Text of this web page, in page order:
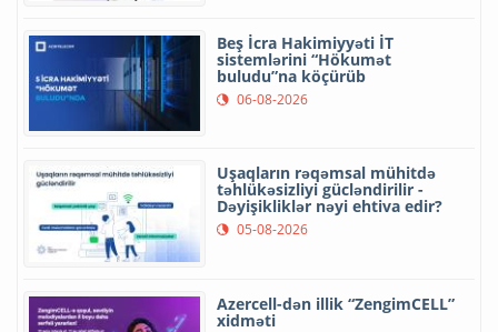
Beş İcra Hakimiyyəti İT
sistemlərini “Hökumət
buludu”na köçürüb
06-08-2026
Uşaqların rəqəmsal mühitdə
təhlükəsizliyi gücləndirilir -
Dəyişikliklər nəyi ehtiva edir?
05-08-2026
Azercell-dən illik “ZengimCELL”
xidməti